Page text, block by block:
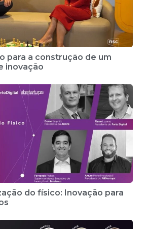
para a construção de um
inovação
do físico: Inovação para